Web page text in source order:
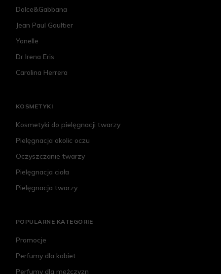
Dolce&Gabbana
Jean Paul Gaultier
Yonelle
Dr Irena Eris
Carolina Herrera
KOSMETYKI
Kosmetyki do pielęgnacji twarzy
Pielęgnacja okolic oczu
Oczyszczanie twarzy
Pielęgnacja ciała
Pielęgnacja twarzy
POPULARNE KATEGORIE
Promocje
Perfumy dla kobiet
Perfumy dla mężczyzn